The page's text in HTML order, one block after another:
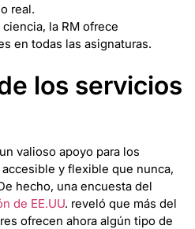
real.
la RM ofrece
en todas las asignaturas.
los servicios
valioso apoyo para los
y flexible que nunca,
hecho, una encuesta del
de EE.UU. reveló que más del
ofrecen ahora algún tipo de